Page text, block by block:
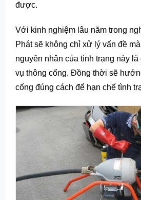
được.
Với kinh nghiệm lâu năm trong
Phát sẽ không chỉ xử lý vấn đề
nguyên nhân của tình trạng này
vụ thông cống. Đồng thời sẽ
cống đúng cách để hạn chế tình